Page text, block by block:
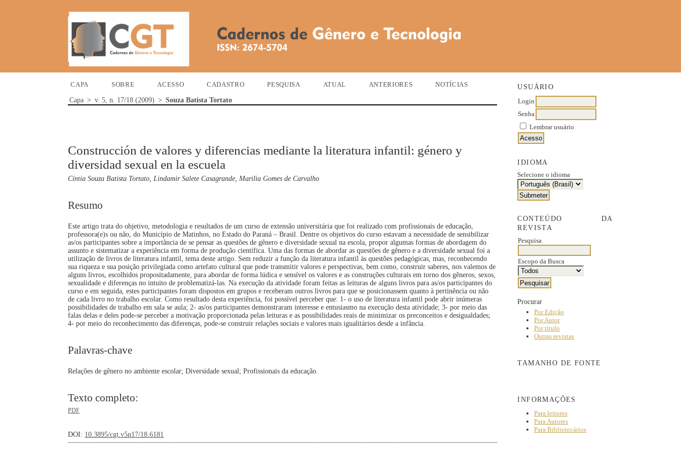
USUÁRIO
Login
Senha
Lembrar usuário
IDIOMA
Selecione o idioma
CONTEÚDO DA
REVISTA
Pesquisa
Escopo da Busca
Procurar
Por Edição
Por Autor
Por título
Outras revistas
TAMANHO DE FONTE
INFORMAÇÕES
Para leitores
Para Autores
Para Bibliotecários
CAPA SOBRE ACESSO CADASTRO PESQUISA ATUAL ANTERIORES NOTÍCIAS
Capa > v. 5, n. 17/18 (2009) > Souza Batista Tortato
Construcción de valores y diferencias mediante la literatura infantil: género y
diversidad sexual en la escuela
Cíntia Souza Batista Tortato, Lindamir Salete Casagrande, Marilia Gomes de Carvalho
Resumo
Este artigo trata do objetivo, metodologia e resultados de um curso de extensão universitária que foi realizado com profissionais de educação,
professora(e)s ou não, do Município de Matinhos, no Estado do Paraná – Brasil. Dentre os objetivos do curso estavam a necessidade de sensibilizar
as/os participantes sobre a importância de se pensar as questões de gênero e diversidade sexual na escola, propor algumas formas de abordagem do
assunto e sistematizar a experiência em forma de produção científica. Uma das formas de abordar as questões de gênero e a diversidade sexual foi a
utilização de livros de literatura infantil, tema deste artigo. Sem reduzir a função da literatura infantil às questões pedagógicas, mas, reconhecendo
sua riqueza e sua posição privilegiada como artefato cultural que pode transmitir valores e perspectivas, bem como, construir saberes, nos valemos de
alguns livros, escolhidos propositadamente, para abordar de forma lúdica e sensível os valores e as construções culturais em torno dos gêneros, sexos,
sexualidade e diferenças no intuito de problematizá-las. Na execução da atividade foram feitas as leituras de alguns livros para as/os participantes do
curso e em seguida, estes participantes foram dispostos em grupos e receberam outros livros para que se posicionassem quanto à pertinência ou não
de cada livro no trabalho escolar. Como resultado desta experiência, foi possível perceber que: 1- o uso de literatura infantil pode abrir inúmeras
possibilidades de trabalho em sala se aula; 2- as/os participantes demonstraram interesse e entusiasmo na execução desta atividade; 3- por meio das
falas delas e deles pode-se perceber a motivação proporcionada pelas leituras e as possibilidades reais de minimizar os preconceitos e desigualdades;
4- por meio do reconhecimento das diferenças, pode-se construir relações sociais e valores mais igualitários desde a infância.
Palavras-chave
Relações de gênero no ambiente escolar; Diversidade sexual; Profissionais da educação.
Texto completo:
PDF
DOI: 10.3895/cgt.v5n17/18.6181